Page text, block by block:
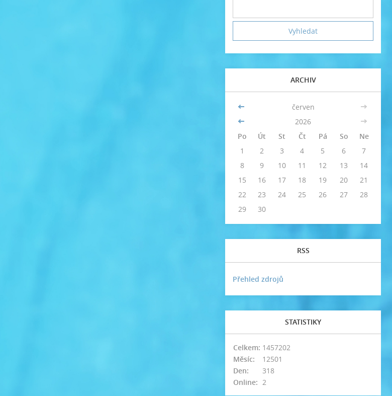
ARCHIV
<< červen
>>
<<
2026
>>
Po
Út St Čt Pá So
Ne
1
2 3 4 5 6
7
8
9 10 11 12 13
14
15
16 17 18 19 20
21
22
23 24 25 26 27
28
29
30
RSS
Přehled zdrojů
STATISTIKY
Online: 2
Celkem: 1457202
Měsíc:
12501
Den:
318